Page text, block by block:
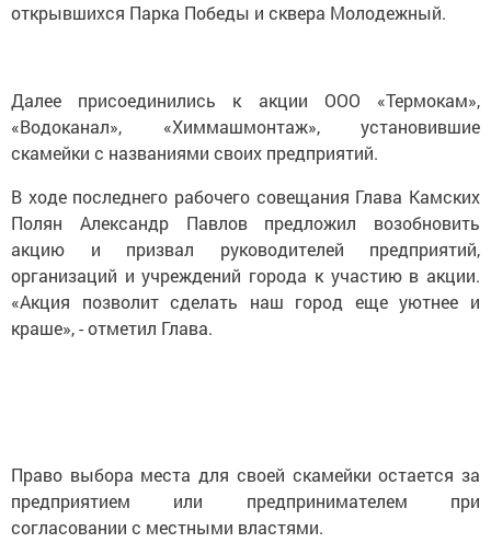
открывшихся Парка Победы и сквера Молодежный.
Далее присоединились к акции ООО «Термокам»,
«Водоканал», «Химмашмонтаж», установившие
скамейки с названиями своих предприятий.
В ходе последнего рабочего совещания Глава Камских
Полян Александр Павлов предложил возобновить
акцию и призвал руководителей предприятий,
организаций и учреждений города к участию в акции.
«Акция позволит сделать наш город еще уютнее и
краше», - отметил Глава.
Право выбора места для своей скамейки остается за
предприятием или предпринимателем при
согласовании с местными властями.